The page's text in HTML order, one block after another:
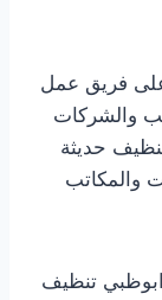
فريق عمل
والشركات
حديثة
والمكاتب
تنظيف